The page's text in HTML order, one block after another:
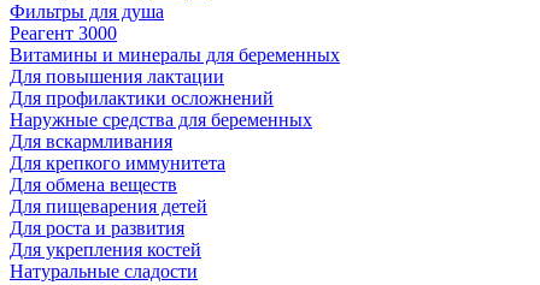
Фильтры для душа
Реагент 3000
Витамины и минералы для беременных
Для повышения лактации
Для профилактики осложнений
Наружные средства для беременных
Для вскармливания
Для крепкого иммунитета
Для обмена веществ
Для пищеварения детей
Для роста и развития
Для укрепления костей
Натуральные сладости